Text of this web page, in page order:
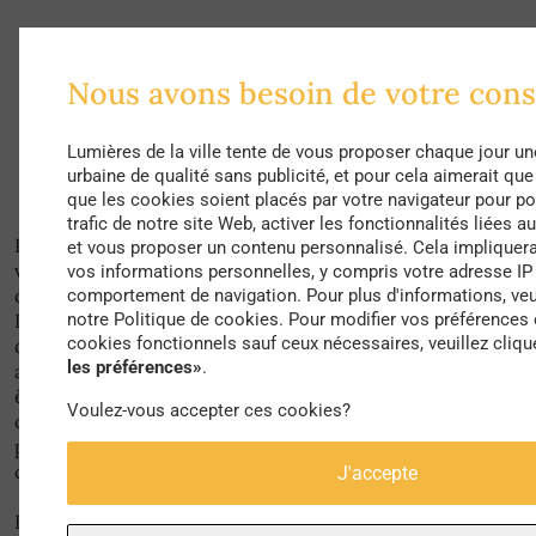
telle sorte que les gens sont presque forcés de vivre assis
J. Gehl
Pour répondre à la crise urbaine actuelle et faire des «
villes du bien-être », Jan Gehl préconise une ligne
directrice : réadapter la ville à l’échelle humaine.
L’espace urbain est un lieu de rencontre et de
discussion démocratique que nous avons perdu de vue
au cours des décennies passées. La ville de demain doit
être animée, sûre, durable et saine. La clé de voute de ce
changement se trouve pour l’architecte danois dans la
place accordée aux déplacements piétons et aux
cyclistes.
Réadapter la ville à l’échelle humaine pour Gehl passe
Nous avons besoin de votre
Lumières de la ville tente de vous proposer chaque jour
urbaine de qualité sans publicité, et pour cela aimerait
que les cookies soient placés par votre navigateur pour
trafic de notre site Web, activer les fonctionnalités liées
et vous proposer un contenu personnalisé. Cela
vos informations personnelles, y compris votre adresse
comportement de navigation. Pour plus d'informations,
notre Politique de cookies. Pour modifier vos
cookies fonctionnels sauf ceux nécessaires, veuillez
les préférences».
Voulez-vous accepter ces cookies?
J'accepte